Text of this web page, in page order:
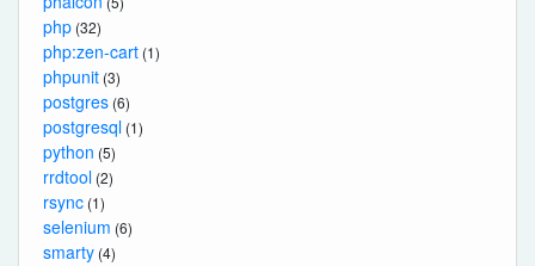
php (32)
php:zen-cart (1)
phpunit (3)
postgres (6)
postgresql (1)
python (5)
rrdtool (2)
rsync (1)
selenium (6)
smarty (4)